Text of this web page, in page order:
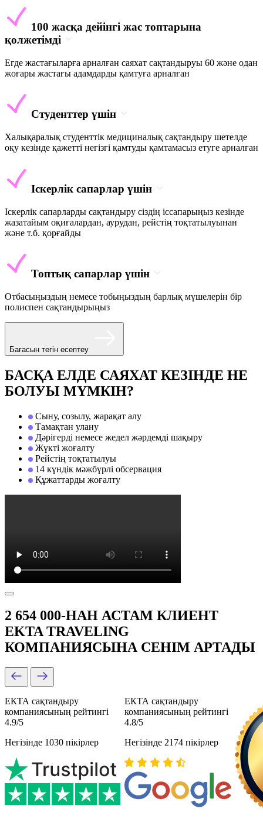
100 жасқа дейінгі жас топтарына
қолжетімді
Егде жастағыларға арналған саяхат сақтандыруы 60 және одан
жоғары жастағы адамдарды қамтуға арналған
Студенттер үшін
Халықаралық студенттік медициналық сақтандыру шетелде
оқу кезінде қажетті негізгі қамтуды қамтамасыз етуге арналған
Іскерлік сапарлар үшін
Іскерлік сапарларды сақтандыру сіздің іссапарыңыз кезінде
жазатайым оқиғалардан, аурудан, рейстің тоқтатылуынан
және т.б. қорғайды
Топтық сапарлар үшін
Отбасыңыздың немесе тобыңыздың барлық мүшелерін бір
полиспен сақтандырыңыз
Бағасын тегін есептеу
БАСҚА ЕЛДЕ САЯХАТ КЕЗІНДЕ НЕ
БОЛУЫ МҮМКІН?
Сыну, созылу, жарақат алу
Тамақтан улану
Дәрігерді немесе жедел жәрдемді шақыру
Жүкті жоғалту
Рейстің тоқтатылуы
14 күндік мәжбүрлі обсервация
Құжаттарды жоғалту
2 654 000-НАН АСТАМ КЛИЕНТ
EKTA TRAVELING
КОМПАНИЯСЫНА СЕНІМ АРТАДЫ
ЕКТА сақтандыру
компаниясының рейтингі
4.9/5
Негізінде 1030 пікірлер
ЕКТА сақтандыру
компаниясының рейтингі
4.8/5
Негізінде 2174 пікірлер